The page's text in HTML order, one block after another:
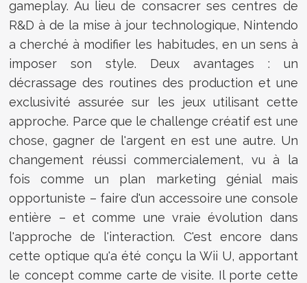
gameplay. Au lieu de consacrer ses centres de
R&D à de la mise à jour technologique, Nintendo
a cherché à modifier les habitudes, en un sens à
imposer son style. Deux avantages : un
décrassage des routines des production et une
exclusivité assurée sur les jeux utilisant cette
approche. Parce que le challenge créatif est une
chose, gagner de l'argent en est une autre. Un
changement réussi commercialement, vu à la
fois comme un plan marketing génial mais
opportuniste – faire d'un accessoire une console
entière – et comme une vraie évolution dans
l'approche de l'interaction. C'est encore dans
cette optique qu'a été conçu la Wii U, apportant
le concept comme carte de visite. Il porte cette